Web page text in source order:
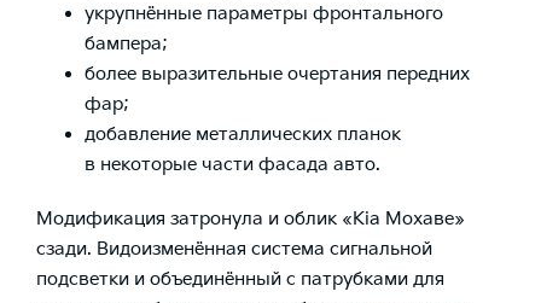
укрупнённые параметры фронтального
бампера;
более выразительные очертания передних
фар;
добавление металлических планок
в некоторые части фасада авто.
Модификация затронула и облик «Kia Мохаве»
сзади. Видоизменённая система сигнальной
подсветки и объединённый с патрубками для